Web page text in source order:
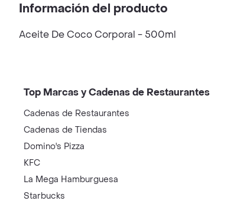
Información del producto
Aceite De Coco Corporal - 500ml
Top Marcas y Cadenas de Restaurantes
Cadenas de Restaurantes
Cadenas de Tiendas
Domino's Pizza
KFC
La Mega Hamburguesa
Starbucks